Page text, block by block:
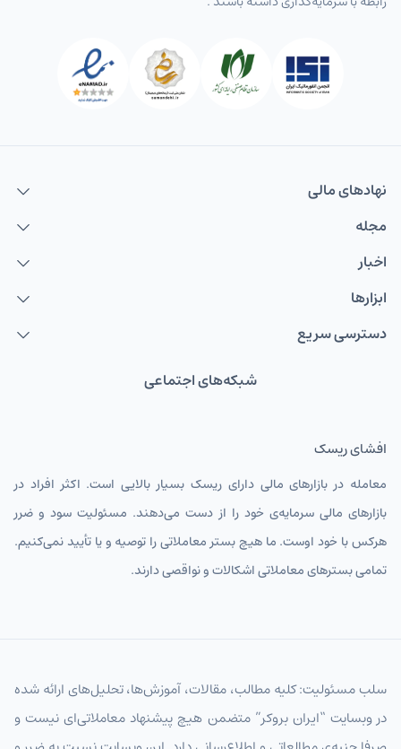
نهاد‌های مالی
مجله
اخبار
ابزارها
دسترسی سریع
شبکه‌های اجتماعی
افشای ریسک
معامله در بازارهای مالی دارای ریسک بسیار بالایی است. اکثر افراد در
بازارهای مالی سرمایه‌ی خود را از دست می‌دهند. مسئولیت سود و ضرر
هرکس با خود اوست. ما هیچ بستر معاملاتی را توصیه و یا تأیید نمی‌کنیم.
تمامی بسترهای معاملاتی اشکالات و نواقصی دارند.
سلب مسئولیت: کلیه مطالب، مقالات، آموزش‌ها، تحلیل‌های ارائه شده
در وبسایت “ایران بروکر” متضمن هیچ پیشنهاد معاملاتی‌ای نیست و